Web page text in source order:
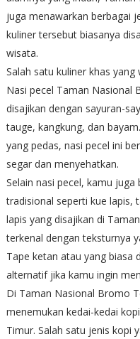
juga menawarkan berbagai
kuliner tersebut biasanya
wisata.
Salah satu kuliner khas
Nasi pecel Taman Nasional
disajikan dengan sayuran-
tauge, kangkung, dan
yang pedas, nasi pecel ini
segar dan menyehatkan.
Selain nasi pecel, kamu
tradisional seperti kue lapis,
lapis yang disajikan di
terkenal dengan teksturnya
Tape ketan atau yang biasa
alternatif jika kamu ingin
Di Taman Nasional Bromo
menemukan kedai-kedai
Timur. Salah satu jenis kopi